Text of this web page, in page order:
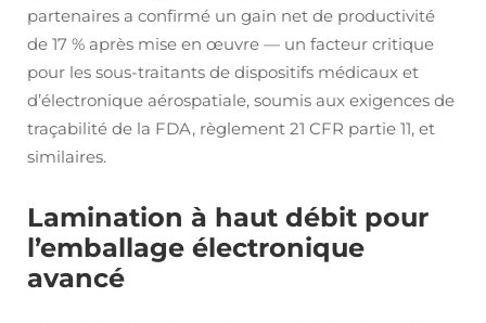
partenaires a confirmé un gain net de productivité
de 17 % après mise en œuvre — un facteur critique
pour les sous-traitants de dispositifs médicaux et
d’électronique aérospatiale, soumis aux exigences de
traçabilité de la FDA, règlement 21 CFR partie 11, et
similaires.
Lamination à haut débit pour
l’emballage électronique
avancé